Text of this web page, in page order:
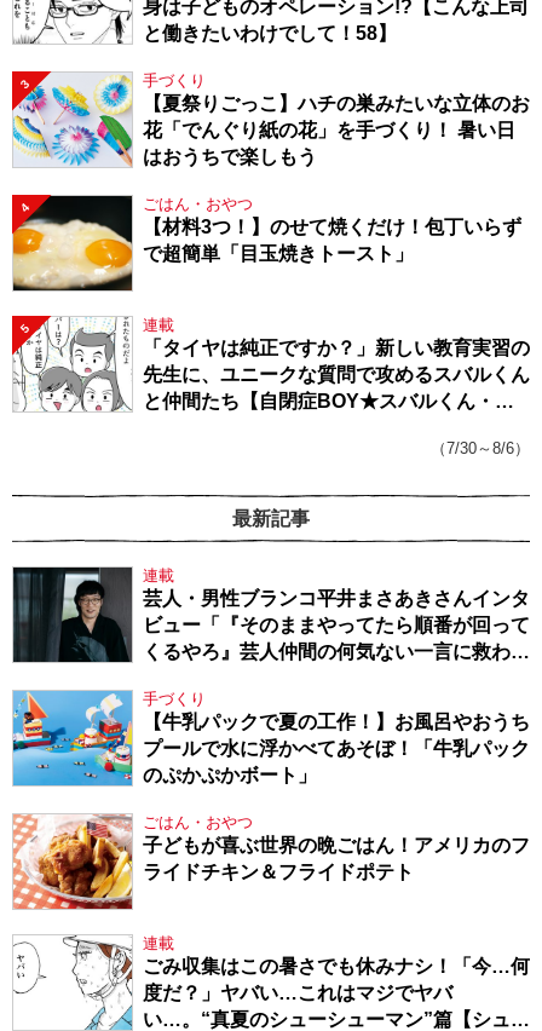
身は子どものオペレーション!?【こんな上司
と働きたいわけでして！58】
3 手づくり
【夏祭りごっこ】ハチの巣みたいな立体のお
花「でんぐり紙の花」を手づくり！ 暑い日
はおうちで楽しもう
4 ごはん・おやつ
【材料3つ！】のせて焼くだけ！包丁いらず
で超簡単「目玉焼きトースト」
5 連載
「タイヤは純正ですか？」新しい教育実習の
先生に、ユニークな質問で攻めるスバルくん
と仲間たち【自閉症BOY★スバルくん・
（7/30～8/6）
最新記事
連載
芸人・男性ブランコ平井まさあきさんインタ
ビュー「『そのままやってたら順番が回って
くるやろ』芸人仲間の何気ない一言に救われ
手づくり
【牛乳パックで夏の工作！】お風呂やおうち
プールで水に浮かべてあそぼ！「牛乳パック
のぷかぷかボート」
ごはん・おやつ
子どもが喜ぶ世界の晩ごはん！アメリカのフ
ライドチキン＆フライドポテト
連載
ごみ収集はこの暑さでも休みナシ！「今…何
度だ？」ヤバい…これはマジでヤバ
い…。“真夏のシューシューマン”篇【シュー